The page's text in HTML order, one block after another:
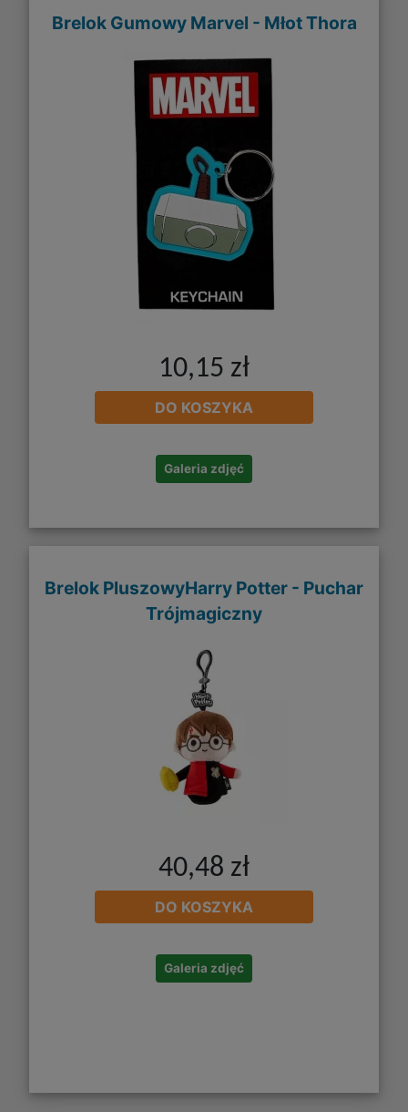
Brelok Gumowy Marvel - Młot Thora
10,15 zł
DO KOSZYKA
Galeria zdjęć
Brelok PluszowyHarry Potter - Puchar
Trójmagiczny
40,48 zł
DO KOSZYKA
Galeria zdjęć